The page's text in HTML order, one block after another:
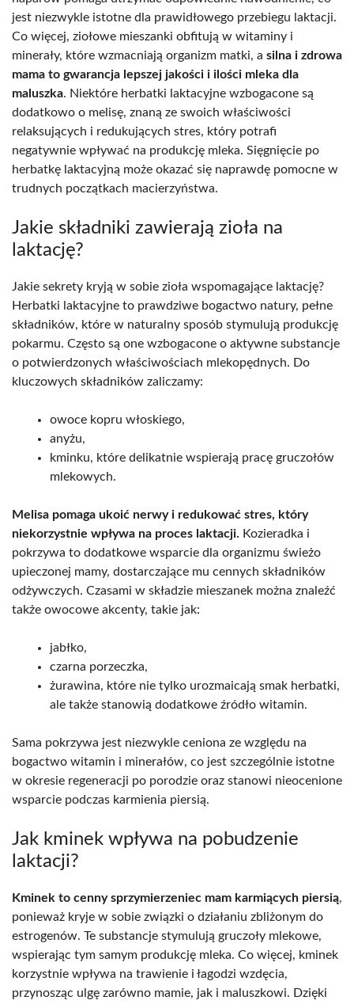
jest niezwykle istotne dla prawidłowego przebiegu laktacji.
Co więcej, ziołowe mieszanki obfitują w witaminy i
minerały, które wzmacniają organizm matki, a silna i zdrowa
mama to gwarancja lepszej jakości i ilości mleka dla
maluszka. Niektóre herbatki laktacyjne wzbogacone są
dodatkowo o melisę, znaną ze swoich właściwości
relaksujących i redukujących stres, który potrafi
negatywnie wpływać na produkcję mleka. Sięgnięcie po
herbatkę laktacyjną może okazać się naprawdę pomocne w
trudnych początkach macierzyństwa.
Jakie składniki zawierają zioła na
laktację?
Jakie sekrety kryją w sobie zioła wspomagające laktację?
Herbatki laktacyjne to prawdziwe bogactwo natury, pełne
składników, które w naturalny sposób stymulują produkcję
pokarmu. Często są one wzbogacone o aktywne substancje
o potwierdzonych właściwościach mlekopędnych. Do
kluczowych składników zaliczamy:
owoce kopru włoskiego,
anyżu,
kminku, które delikatnie wspierają pracę gruczołów
mlekowych.
Melisa pomaga ukoić nerwy i redukować stres, który
niekorzystnie wpływa na proces laktacji. Kozieradka i
pokrzywa to dodatkowe wsparcie dla organizmu świeżo
upieczonej mamy, dostarczające mu cennych składników
odżywczych. Czasami w składzie mieszanek można znaleźć
także owocowe akcenty, takie jak:
jabłko,
czarna porzeczka,
żurawina, które nie tylko urozmaicają smak herbatki,
ale także stanowią dodatkowe źródło witamin.
Sama pokrzywa jest niezwykle ceniona ze względu na
bogactwo witamin i minerałów, co jest szczególnie istotne
w okresie regeneracji po porodzie oraz stanowi nieocenione
wsparcie podczas karmienia piersią.
Jak kminek wpływa na pobudzenie
laktacji?
Kminek to cenny sprzymierzeniec mam karmiących piersią,
ponieważ kryje w sobie związki o działaniu zbliżonym do
estrogenów. Te substancje stymulują gruczoły mlekowe,
wspierając tym samym produkcję mleka. Co więcej, kminek
korzystnie wpływa na trawienie i łagodzi wzdęcia,
przynosząc ulgę zarówno mamie, jak i maluszkowi. Dzięki